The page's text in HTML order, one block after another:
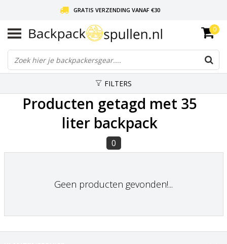
GRATIS VERZENDING VANAF €30
LIEFDE VOOR BACKPACKEN!
30 DAGEN GRATIS RETOUR
0
FILTERS
Producten getagd met 35
liter backpack
0
Geen producten gevonden!...